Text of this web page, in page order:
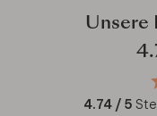
Unsere
4.74 / 5